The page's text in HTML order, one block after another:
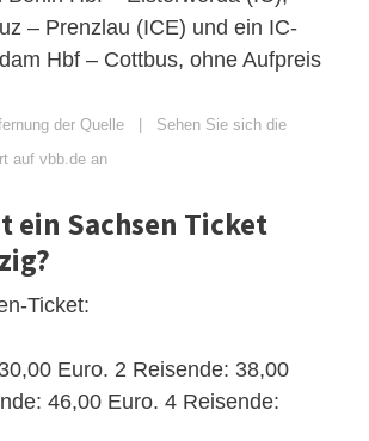
– Prenzlau (ICE) und ein IC-
Hbf – Cottbus, ohne Aufpreis
der Quelle | Sehen Sie sich die
auf vbb.de an
ein Sachsen Ticket
Ticket:
Euro. 2 Reisende: 38,00
46,00 Euro. 4 Reisende: